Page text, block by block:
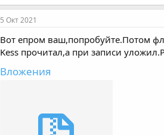
5 Окт 2021
Вот епром ваш,попробуйте.Потом
Kess прочитал,а при записи
Вложения